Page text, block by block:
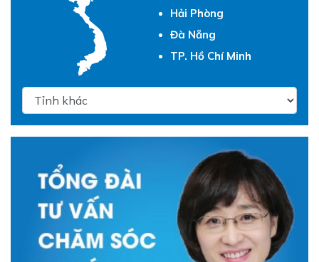
Hải Phòng
Đà Nẵng
TP. Hồ Chí Minh